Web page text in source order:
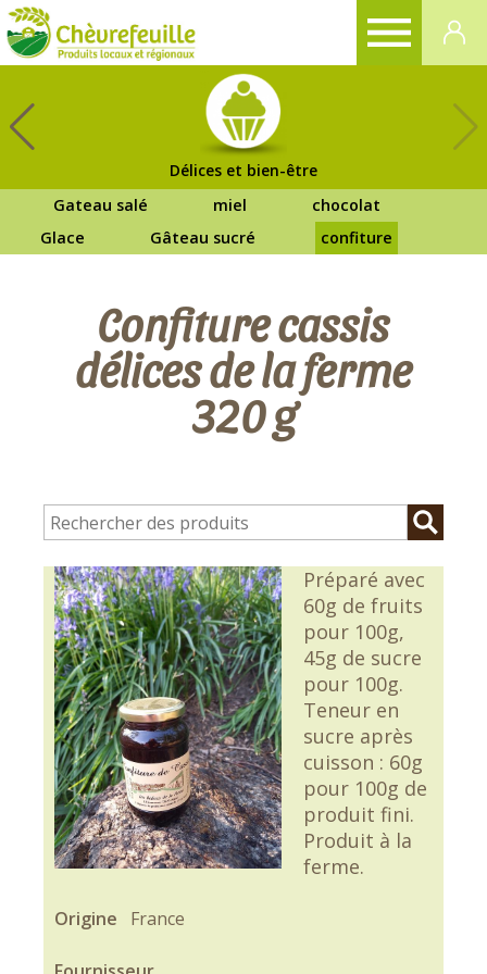
Délices et bien-être
Gateau salé
miel
chocolat
Glace
Gâteau sucré confiture
Confiture cassis
délices de la ferme
320 g
Préparé avec
60g de fruits
pour 100g,
45g de sucre
pour 100g.
Teneur en
sucre après
cuisson : 60g
pour 100g de
produit fini.
Produit à la
ferme.
Origine France